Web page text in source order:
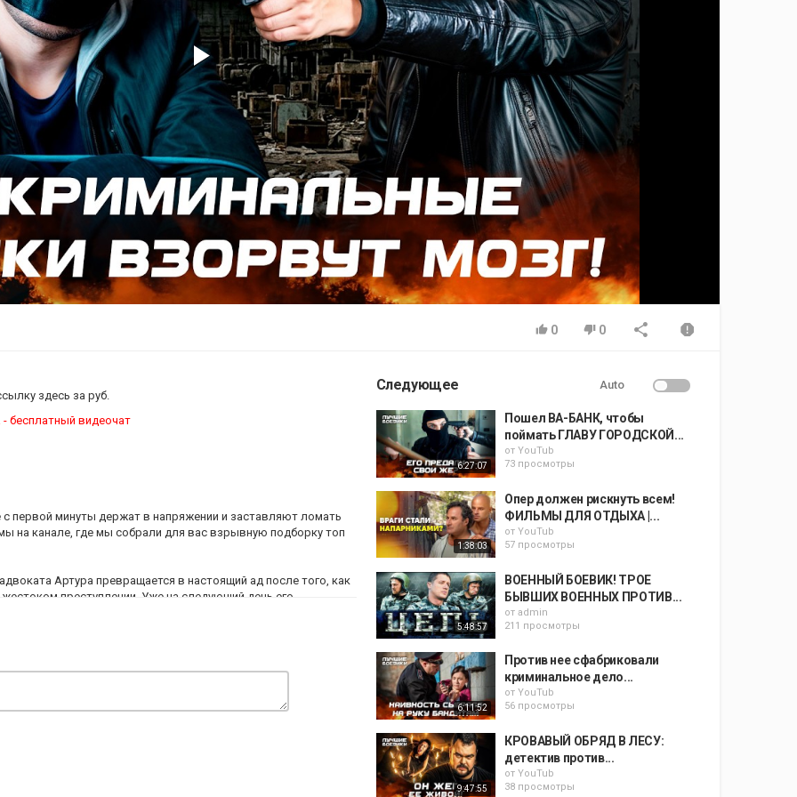
Play
Video
0 0
здесь за руб.
- бесплатный видеочат
первой минуты держат в напряжении и заставляют ломать
на канале, где мы собрали для вас взрывную подборку топ
Артура превращается в настоящий ад после того, как
преступлении. Уже на следующий день его
Следующее Auto
6:27:07
Пошел ВА-БАНК, чтобы
поймать ГЛАВУ ГОРОДСКОЙ...
от YouTub
73 просмотры
1:38:03
Опер должен рискнуть всем!
ФИЛЬМЫ ДЛЯ ОТДЫХА |...
от YouTub
57 просмотры
5:48:57
ВОЕННЫЙ БОЕВИК! ТРОЕ
БЫВШИХ ВОЕННЫХ ПРОТИВ...
от admin
211 просмотры
6:11:52
Против нее сфабриковали
криминальное дело...
от YouTub
56 просмотры
9:47:55
КРОВАВЫЙ ОБРЯД В ЛЕСУ:
детектив против...
от YouTub
38 просмотры